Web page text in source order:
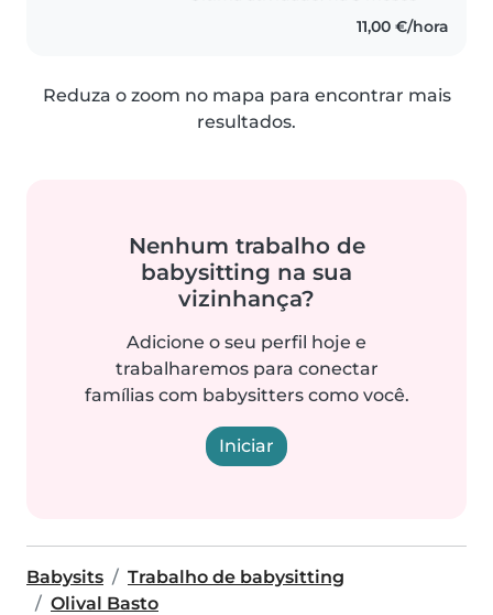
11,00 €/hora
Reduza o zoom no mapa para encontrar mais
resultados.
Nenhum trabalho de
babysitting na sua
vizinhança?
Adicione o seu perfil hoje e
trabalharemos para conectar
famílias com babysitters como você.
Iniciar
Babysits
Trabalho de babysitting
Olival Basto